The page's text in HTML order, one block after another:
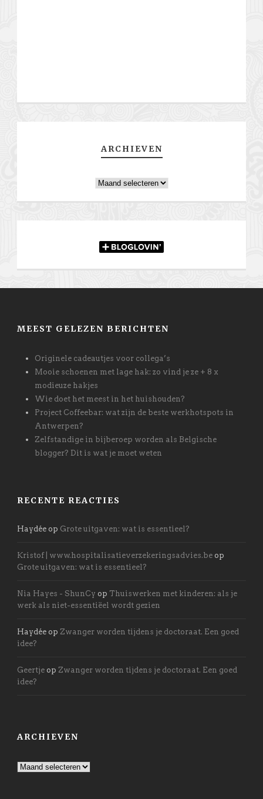
ARCHIEVEN
Archieven
MEEST GELEZEN BERICHTEN
Originele cadeautjes voor collega’s
Mooie schoenen met lage hak: zo vind je ze + 8 x
modieuze hakjes
Wie doet het meest in het huishouden?
Project Coffeebar: wat zijn de beste werkhotspots in
Antwerpen?
Zelfstandige in bijberoep worden als Belgische
blogger? Dit is wat je moet weten
RECENTE REACTIES
Haydée op Grote uitgaven: wat is essentieel?
Kristof | www.hospitalisatieverzekeringsadvies.be op
Grote uitgaven: wat is essentieel?
Nia Hayes - ShunCy op Thuiswerken met kinderen: als je
werk als niet-essentiëel wordt gezien
Haydée op Zwanger worden tijdens je doctoraat. Een goed
idee?
Geertje op Zwanger worden tijdens je doctoraat. Een goed
idee?
ARCHIEVEN
Archieven